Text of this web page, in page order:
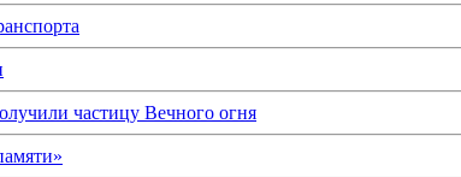
частицу Вечного огня